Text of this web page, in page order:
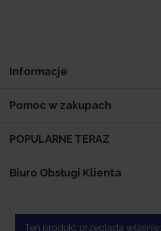
Ten produkt przegląda właśnie:
Informacje
Pomoc w zakupach
POPULARNE TERAZ
Biuro Obsługi Klienta